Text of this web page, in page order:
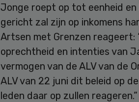
Jonge roept op tot eenheid
gericht zal zijn op inkomens
Artsen met Grenzen reageert:
oprechtheid en intenties van
vermogen van de ALV van de
ALV van 22 juni dit beleid op
leden daar op zullen reageren.”